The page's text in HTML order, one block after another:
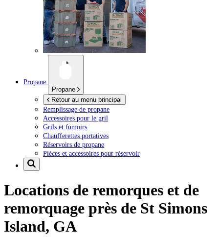
Propane
Propane
Retour au menu principal
Remplissage de propane
Accessoires pour le gril
Grils et fumoirs
Chaufferettes portatives
Réservoirs de propane
Pièces et accessoires pour réservoir
Locations de remorques et de
remorquage près de St Simons
Island, GA